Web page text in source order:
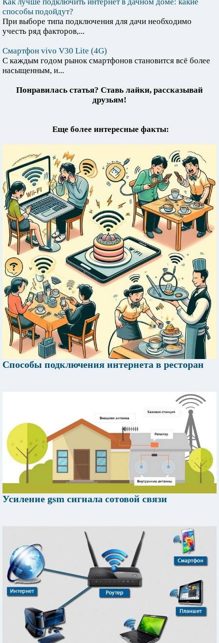
способы подойдут?
При выборе типа подключения для дачи необходимо
учесть ряд факторов,...
Смартфон vivo V30 Lite (4G)
С каждым годом рынок смартфонов становится всё более
насыщенным, и...
Понравилась статья? Ставь лайки, рассказывай
друзьям!
Еще более интересные факты:
Способы подключения интернета в ресторан
Усиление gsm сигнала сотовой связи